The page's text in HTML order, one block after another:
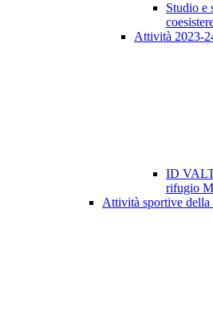
Studio e
Attività 2023-
ID
rifugio
Attività sportive della